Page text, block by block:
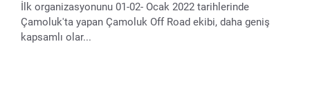
İlk organizasyonunu 01-02- Ocak 2022 tarihlerinde
Çamoluk'ta yapan Çamoluk Off Road ekibi, daha geniş
kapsamlı olar...